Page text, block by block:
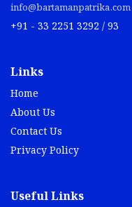
info@bartamanpatrika.com
+91 - 33 2251 3292 / 93
Links
Home
About Us
Contact Us
Privacy Policy
Useful Links